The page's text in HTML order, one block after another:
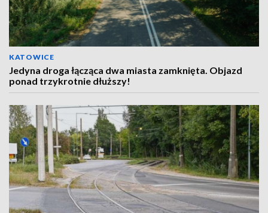
KATOWICE
Jedyna droga łącząca dwa miasta zamknięta. Objazd
ponad trzykrotnie dłuższy!